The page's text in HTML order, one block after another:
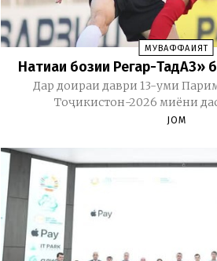
МУВАФФАҚИЯТ
Натиҷаи бозии Регар-ТадАЗ»
Дар доираи даври 13-уми
Тоҷикистон-2026 миёни
JOM